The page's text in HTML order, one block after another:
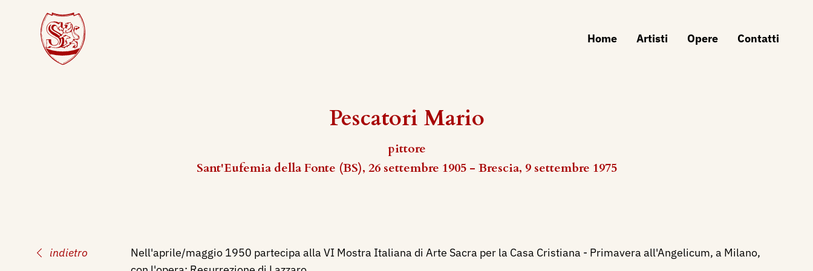
Home Artisti Opere Contatti
Pescatori Mario
pittore
Sant'Eufemia della Fonte (BS), 26 settembre 1905 - Brescia, 9 settembre 1975
indietro
Nell'aprile/maggio 1950 partecipa alla VI Mostra Italiana di Arte Sacra per la Casa Cristiana - Primavera all'Angelicum, a Milano,